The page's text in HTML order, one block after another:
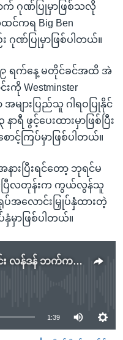
ဂုဏ်ပြုမှာဖြစ်သလို
ကရ Big Ben
း ဂုဏ်ပြုမှာဖြစ်ပါတယ်။
၉ ရက်နေ့ မတိုင်ခင်အထိ အဲ
Westminster
ျားပြည်သူ ဂါရဝပြုနိုင်
ရီ ဖွင့်ပေးထားမှာဖြစ်ပြီး
င့်ကြပ်မှာဖြစ်ပါတယ်။
းပြီးရင်တော့ ဘုရင်မ
ဧပြီလတုန်းက ကွယ်လွန်သူ
ရုပ်အလောင်းမြှုပ်နှံထားတဲ့
မှာဖြစ်ပါတယ်။
အဲလိဇဘက်ဘုရင်မ ရုပ်အလောင်း လန်ဒန် ဘက်ကင်ဟမ်နန်းတော်ရောက်
available
1:39